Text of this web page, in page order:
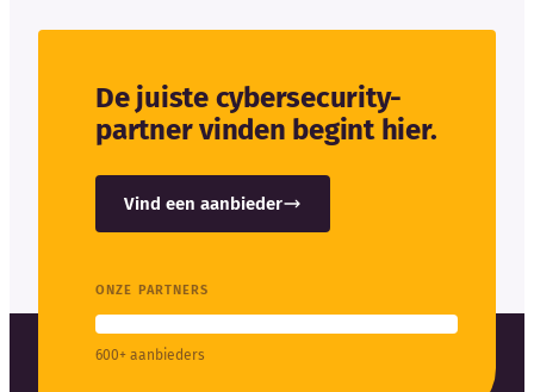
De juiste cybersecurity-
partner vinden begint hier.
Vind een aanbieder
ONZE PARTNERS
600+ aanbieders